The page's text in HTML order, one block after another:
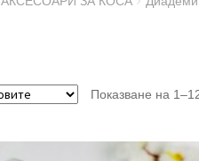
Показване на